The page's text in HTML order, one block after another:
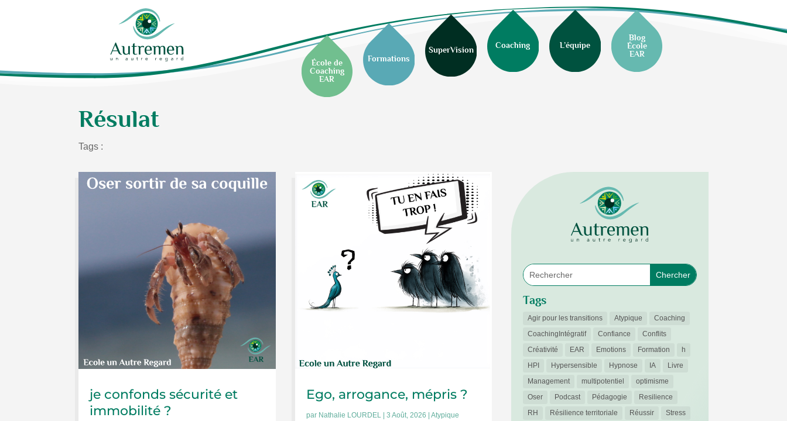
École de
Coaching
EAR
Formations
SuperVision Coaching L’équipe
Blog
École
EAR
Résulat
Tags :
je confonds sécurité et
immobilité ?
Ego, arrogance, mépris ?
par Nathalie LOURDEL| 3 Août, 2026 Atypique
Tags
Agir pour les transitions Atypique
Coaching
CoachingIntégratif
Confiance
Conflits
Créativité
EAR Emotions Formation
h
HPI
Hypersensible Hypnose IA
Livre
Management
multipotentiel
optimisme
Oser
Podcast Pédagogie
Resilience
RH
Résilience territoriale Réussir
Stress